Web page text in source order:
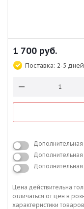
1 700 руб.
Поставка: 2-5 дней
Дополнительная
Дополнительная
Дополнительная
Цена действительна
отличаться от цен в
характеристики